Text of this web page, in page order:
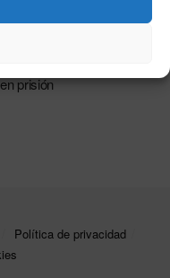
prisión
Política de privacidad